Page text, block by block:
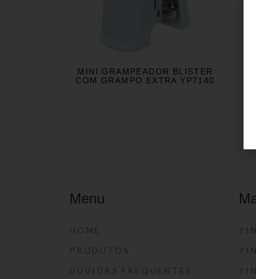
MINI GRAMPEADOR BLISTER
COM GRAMPO EXTRA YP7140
Menu
HOME
PRODUTOS
DÚVIDAS FREQUENTES